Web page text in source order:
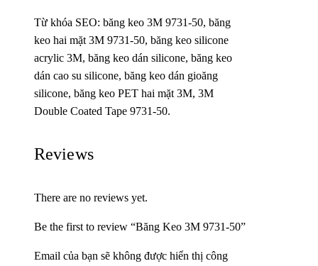
Từ khóa SEO: băng keo 3M 9731-50, băng
keo hai mặt 3M 9731-50, băng keo silicone
acrylic 3M, băng keo dán silicone, băng keo
dán cao su silicone, băng keo dán gioăng
silicone, băng keo PET hai mặt 3M, 3M
Double Coated Tape 9731-50.
Reviews
There are no reviews yet.
Be the first to review “Băng Keo 3M 9731-50”
Email của bạn sẽ không được hiển thị công